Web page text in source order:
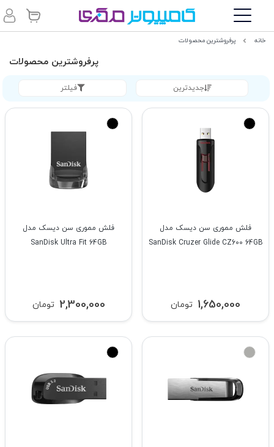
خانه پرفروشترین محصولات
پرفروشترین محصولات
جدیدترین فیلتر
فلش مموری سن دیسک مدل
SanDisk Cruzer Glide CZ600 64GB
تومان 1,650,000
فلش مموری سن دیسک مدل
SanDisk Ultra Fit 64GB
تومان 2,300,000